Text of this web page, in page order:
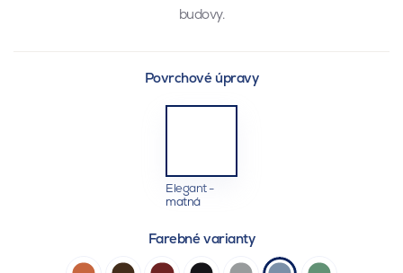
budovy.
Povrchové úpravy
Elegant -
matná
Farebné varianty